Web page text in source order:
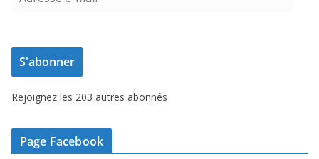
e
s
e
-
m
S'abonner
Rejoignez les 203 autres abonnés
Page Facebook